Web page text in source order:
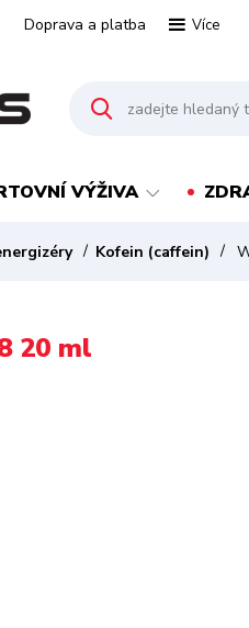
Doprava a platba Více
VÝŽIVA
Kofein (caffein)
20 ml